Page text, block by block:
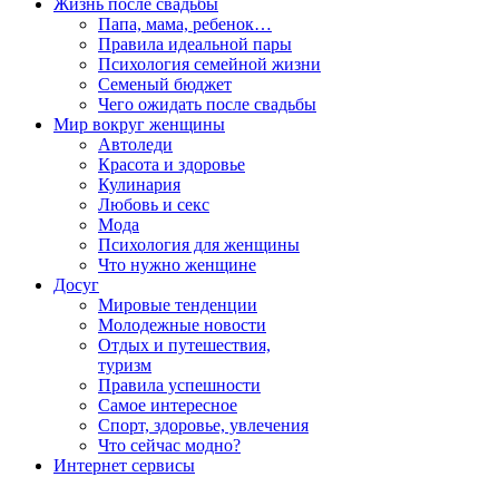
Жизнь после свадьбы
Папа, мама, ребенок…
Правила идеальной пары
Психология семейной жизни
Семеный бюджет
Чего ожидать после свадьбы
Мир вокруг женщины
Автоледи
Красота и здоровье
Кулинария
Любовь и секс
Мода
Психология для женщины
Что нужно женщине
Досуг
Мировые тенденции
Молодежные новости
Отдых и путешествия,
туризм
Правила успешности
Самое интересное
Спорт, здоровье, увлечения
Что сейчас модно?
Интернет сервисы